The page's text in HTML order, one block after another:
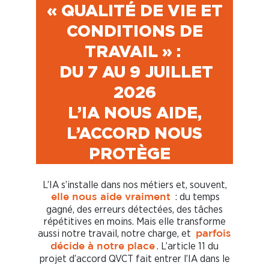
« QUALITÉ DE VIE ET
CONDITIONS DE
TRAVAIL » :
DU 7 AU 9 JUILLET
2026
L’IA NOUS AIDE,
L’ACCORD NOUS
PROTÈGE
L’IA s’installe dans nos métiers et, souvent,
elle nous aide vraiment : du temps
gagné, des erreurs détectées, des tâches
répétitives en moins. Mais elle transforme
aussi notre travail, notre charge, et
parfois
décide à notre place . L’article 11 du
projet d’accord QVCT fait entrer l’IA dans le